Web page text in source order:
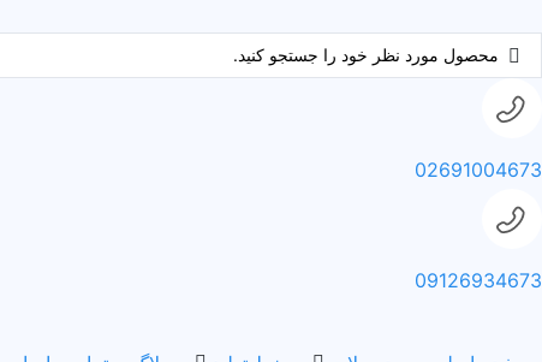
02691004673
09126934673